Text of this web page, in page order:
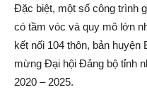
Đặc biệt, một số công trình
có tầm vóc và quy mô lớn
kết nối 104 thôn, bản
mừng Đại hội Đảng bộ tỉnh
2020 – 2025.